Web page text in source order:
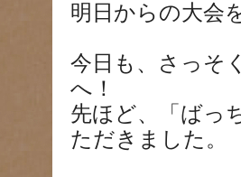
明日からの大会
今日も、さっそ
へ！
先ほど、「ばっ
ただきました。